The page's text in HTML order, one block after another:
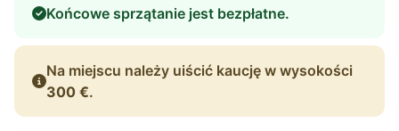
Końcowe sprzątanie jest bezpłatne.
Na miejscu należy uiścić kaucję w wysokości
300 €.